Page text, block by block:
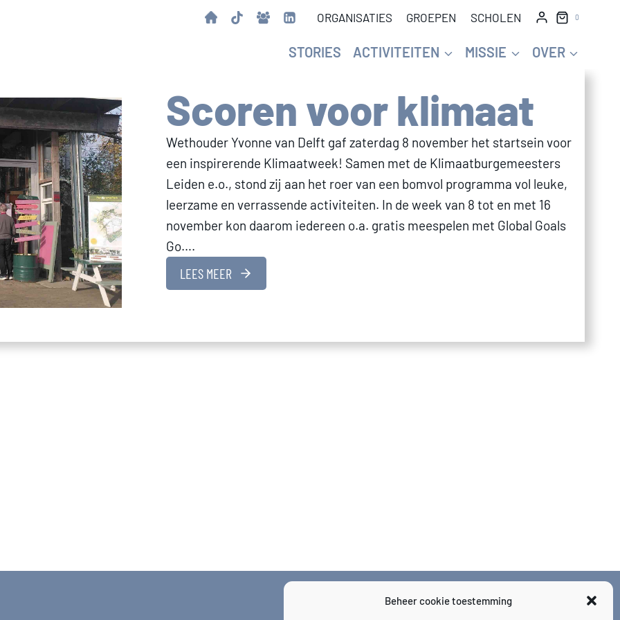
Beheer cookie toestemming
ORGANISATIES GROEPEN SCHOLEN 0
STORIES ACTIVITEITEN MISSIE OVER
Scoren voor klimaat
Wethouder Yvonne van Delft gaf zaterdag 8 november het startsein voor
een inspirerende Klimaatweek! Samen met de Klimaatburgemeesters
Leiden e.o., stond zij aan het roer van een bomvol programma vol leuke,
leerzame en verrassende activiteiten. In de week van 8 tot en met 16
november kon daarom iedereen o.a. gratis meespelen met Global Goals
Go….
LEES MEER